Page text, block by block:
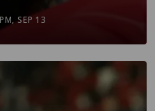
SEP 13